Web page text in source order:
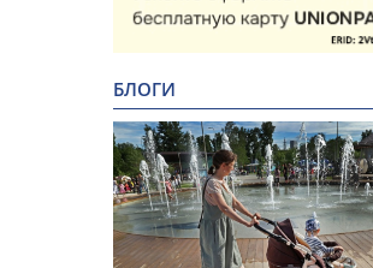
БЛОГИ